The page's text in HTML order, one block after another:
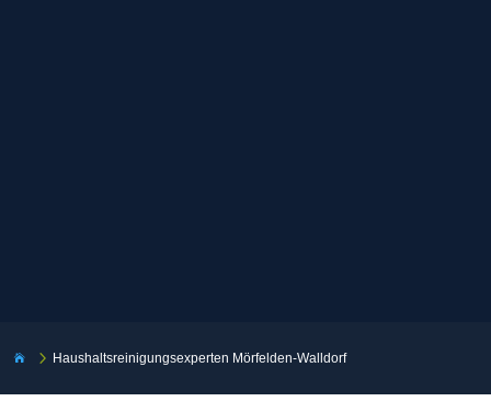
 5 Haushaltsreinigungsexperten Mörfelden-Walldorf